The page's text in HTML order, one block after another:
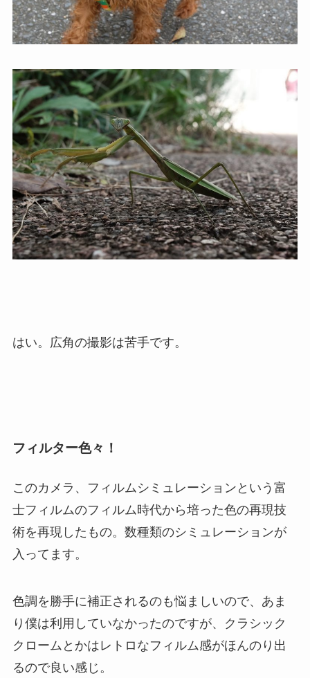
はい。広角の撮影は苦手です。
フィルター色々！
このカメラ、フィルムシミュレーションという富
士フィルムのフィルム時代から培った色の再現技
術を再現したもの。数種類のシミュレーションが
入ってます。
色調を勝手に補正されるのも悩ましいので、あま
り僕は利用していなかったのですが、クラシック
クロームとかはレトロなフィルム感がほんのり出
るので良い感じ。